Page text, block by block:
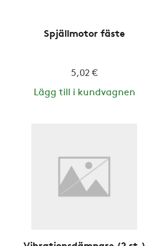
Spjällmotor fäste
5,02 €
Lägg till i kundvagnen